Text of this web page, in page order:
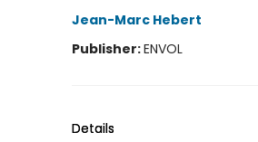
Jean-Marc Hebert
Publisher:ENVOL
Details